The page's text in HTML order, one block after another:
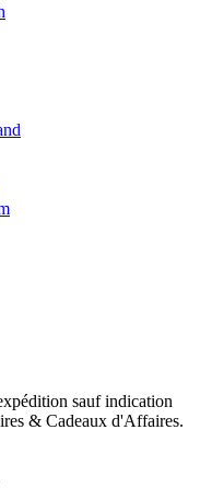
sauf indication
& Cadeaux d'Affaires.